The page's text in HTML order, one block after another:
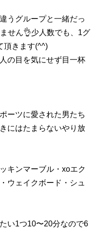
うグループと一緒だっ
せん👌少人数でも、1グ
頂きます(^^)
の目を気にせず目一杯
ーツに愛された男たち
にはたまらないやり放
キンマーブル・xoエク
ウェイクボード・シュ
い1つ10〜20分なので6